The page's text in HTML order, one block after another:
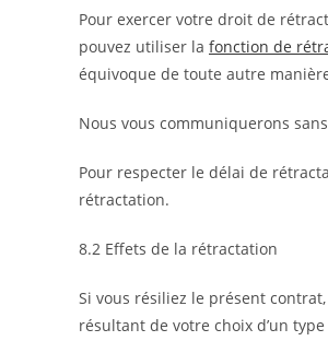
Pour exercer votre droit de
pouvez utiliser la fonction de
équivoque de toute autre
Nous vous communiquerons
Pour respecter le délai de
rétractation.
8.2 Effets de la rétractation
Si vous résiliez le présent
résultant de votre choix d’un